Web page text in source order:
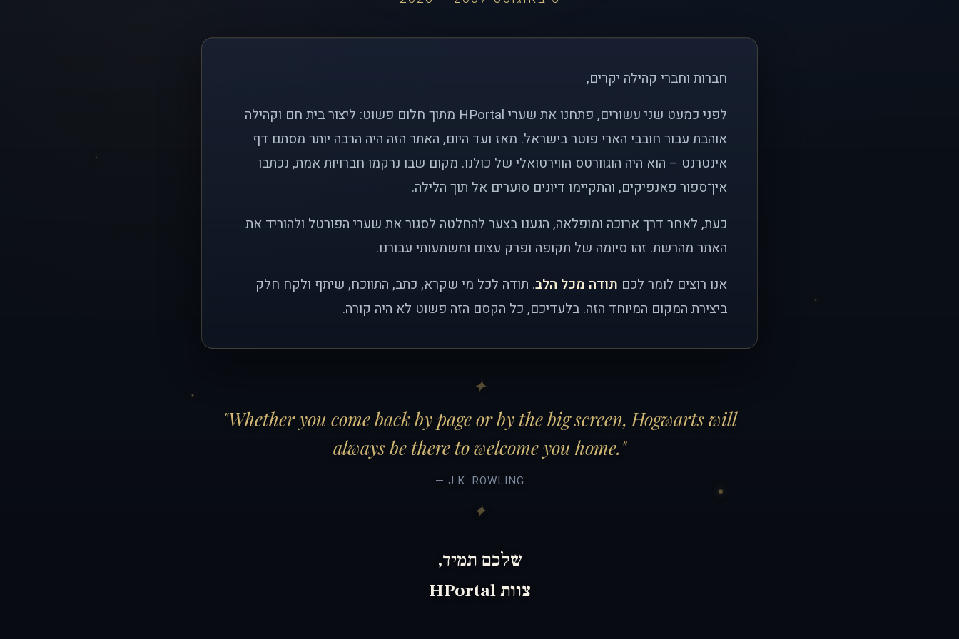
חברות וחברי קהילה יקרים,
לפני כמעט שני עשורים, פתחנו את שערי HPortal מתוך חלום פשוט: ליצור בית חם וקהילה
אוהבת עבור חובבי הארי פוטר בישראל. מאז ועד היום, האתר הזה היה הרבה יותר מסתם דף
אינטרנט – הוא היה הוגוורטס הווירטואלי של כולנו. מקום שבו נרקמו חברויות אמת, נכתבו
אין־ספור פאנפיקים, והתקיימו דיונים סוערים אל תוך הלילה.
כעת, לאחר דרך ארוכה ומופלאה, הגענו בצער להחלטה לסגור את שערי הפורטל ולהוריד את
האתר מהרשת. זהו סיומה של תקופה ופרק עצום ומשמעותי עבורנו.
אנו רוצים לומר לכם תודה מכל הלב. תודה לכל מי שקרא, כתב, התווכח, שיתף ולקח חלק
ביצירת המקום המיוחד הזה. בלעדיכם, כל הקסם הזה פשוט לא היה קורה.
"Whether you come back by page or by the big screen, Hogwarts will
always be there to welcome you home."
— J.K. ROWLING
שלכם תמיד,
צוות HPortal